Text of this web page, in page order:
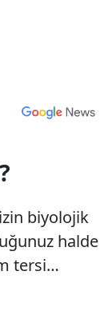
biyolojik
halde
tersi…